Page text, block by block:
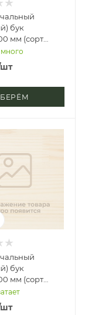
бук
мм (сорт
БЕРЁМ
бук
мм (сорт
колец